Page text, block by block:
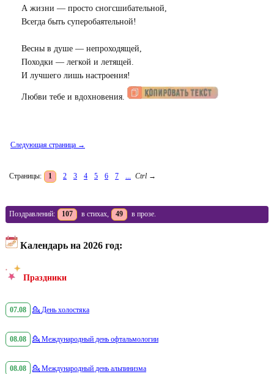
А жизни — просто сногсшибательной,
Всегда быть суперобаятельной!
Весны в душе — непроходящей,
Походки — легкой и летящей.
И лучшего лишь настроения!
Любви тебе и вдохновения.
Следующая страница →
Страницы: 1 2 3 4 5 6 7 Ctrl →
Поздравлений: 107 в стихах, 49 в прозе.
Календарь на 2026 год:
Праздники
07.08 💁 День холостяка
08.08 💁 Международный день офтальмологии
08.08 💁 Международный день альпинизма